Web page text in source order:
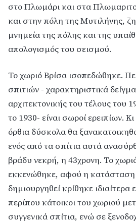
στο Πλωμάρι και στα
και στην πόλη της Μυτιλήνης,
μνημεία της πόλης και της
απολογισμός του σεισμού.
Το χωριό Βρίσα ισοπεδώθηκε.
σπιτιών - χαρακτηριστικά
αρχιτεκτονικής του τέλους του
το 1930- είναι σωροί ερειπίων.
όρθια δύσκολα θα
ενός από τα σπίτια αυτά
βράδυ νεκρή, η 43χρονη. Το
εκκενώθηκε, αφού η κατάσταση
δημιουργηθεί κρίθηκε ιδιαίτερα
περίπου κάτοικοι του χωριού
συγγενικά σπίτια, ενώ σε